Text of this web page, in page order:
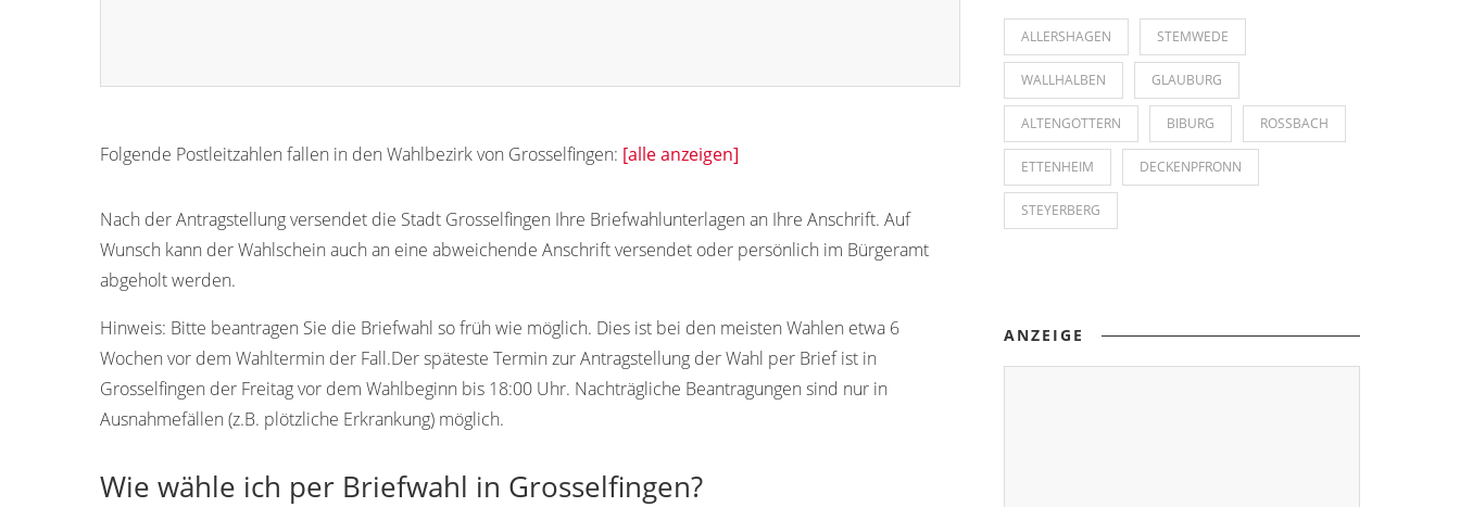
Folgende Postleitzahlen fallen in den Wahlbezirk von Grosselfingen: [alle anzeigen]
Nach der Antragstellung versendet die Stadt Grosselfingen Ihre Briefwahlunterlagen an Ihre Anschrift. Auf
Wunsch kann der Wahlschein auch an eine abweichende Anschrift versendet oder persönlich im Bürgeramt
abgeholt werden.
Hinweis: Bitte beantragen Sie die Briefwahl so früh wie möglich. Dies ist bei den meisten Wahlen etwa 6
Wochen vor dem Wahltermin der Fall.Der späteste Termin zur Antragstellung der Wahl per Brief ist in
Grosselfingen der Freitag vor dem Wahlbeginn bis 18:00 Uhr. Nachträgliche Beantragungen sind nur in
Ausnahmefällen (z.B. plötzliche Erkrankung) möglich.
Wie wähle ich per Briefwahl in Grosselfingen?
ALLERSHAGEN STEMWEDE
WALLHALBEN GLAUBURG
ALTENGOTTERN BIBURG ROSSBACH
ETTENHEIM DECKENPFRONN
STEYERBERG
ANZEIGE